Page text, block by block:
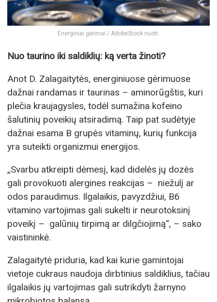
Energiniai gėrimai / AdobeStock nuotr.
Nuo taurino iki saldiklių: ką verta žinoti?
Anot D. Zalagaitytės, energiniuose gėrimuose
dažnai randamas ir taurinas – aminorūgštis, kuri
plečia kraujagysles, todėl sumažina kofeino
šalutinių poveikių atsiradimą. Taip pat sudėtyje
dažnai esama B grupės vitaminų, kurių funkcija
yra suteikti organizmui energijos.
„Svarbu atkreipti dėmesį, kad didelės jų dozės
gali provokuoti alergines reakcijas – niežulį ar
odos paraudimus. Ilgalaikis, pavyzdžiui, B6
vitamino vartojimas gali sukelti ir neurotoksinį
poveikį – galūnių tirpimą ar dilgčiojimą“, – sako
vaistininkė.
Zalagaitytė priduria, kad kai kurie gamintojai
vietoje cukraus naudoja dirbtinius saldiklius, tačiau
ilgalaikis jų vartojimas gali sutrikdyti žarnyno